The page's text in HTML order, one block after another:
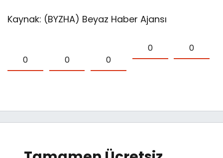
Kaynak: (BYZHA) Beyaz Haber Ajansı
0 0 0
0 0